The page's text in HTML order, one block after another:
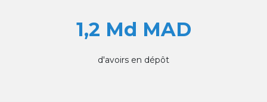
1,2 Md MAD
d'avoirs en dépôt